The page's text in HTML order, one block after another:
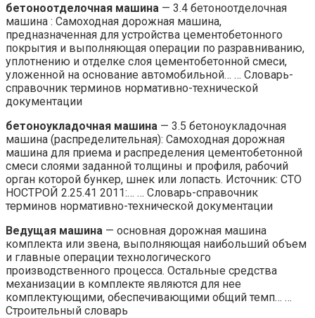
бетоноотделочная машина — 3.4 бетоноотделочная
машина : Самоходная дорожная машина,
предназначенная для устройства цементобетонного
покрытия и выполняющая операции по разравниванию,
уплотнению и отделке слоя цементобетонной смеси,
уложенной на основание автомобильной… … Словарь-
справочник терминов нормативно-технической
документации
бетоноукладочная машина — 3.5 бетоноукладочная
машина (распределительная): Самоходная дорожная
машина для приема и распределения цементобетонной
смеси слоями заданной толщины и профиля, рабочий
орган которой бункер, шнек или лопасть. Источник: СТО
НОСТРОЙ 2.25.41 2011:… … Словарь-справочник
терминов нормативно-технической документации
Ведущая машина — основная дорожная машина
комплекта или звена, выполняющая наибольший объем
и главные операции технологического
производственного процесса. Остальные средства
механизации в комплекте являются для нее
комплектующими, обеспечивающими общий темп… …
Строительный словарь